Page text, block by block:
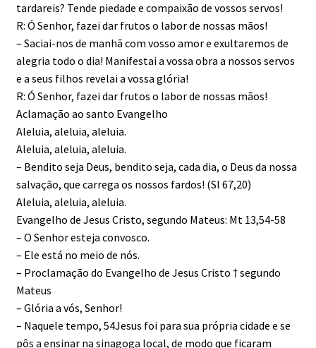
tardareis? Tende piedade e compaixão de vossos servos!
R: Ó Senhor, fazei dar frutos o labor de nossas mãos!
– Saciai-nos de manhã com vosso amor e exultaremos de
alegria todo o dia! Manifestai a vossa obra a nossos servos
e a seus filhos revelai a vossa glória!
R: Ó Senhor, fazei dar frutos o labor de nossas mãos!
Aclamação ao santo Evangelho
Aleluia, aleluia, aleluia.
Aleluia, aleluia, aleluia.
– Bendito seja Deus, bendito seja, cada dia, o Deus da nossa
salvação, que carrega os nossos fardos! (Sl 67,20)
Aleluia, aleluia, aleluia.
Evangelho de Jesus Cristo, segundo Mateus: Mt 13,54-58
– O Senhor esteja convosco.
– Ele está no meio de nós.
– Proclamação do Evangelho de Jesus Cristo † segundo
Mateus
– Glória a vós, Senhor!
– Naquele tempo, 54Jesus foi para sua própria cidade e se
pôs a ensinar na sinagoga local, de modo que ficaram